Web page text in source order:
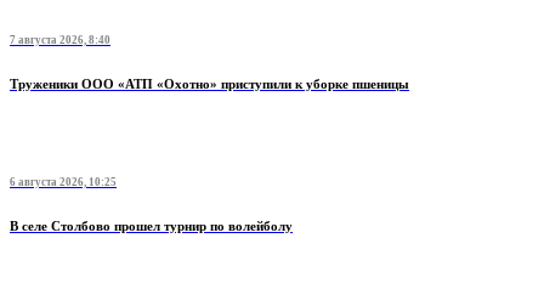
7 августа 2026, 8:40
Труженики ООО «АТП «Охотно» приступили к уборке пшеницы
6 августа 2026, 10:25
В селе Столбово прошел турнир по волейболу